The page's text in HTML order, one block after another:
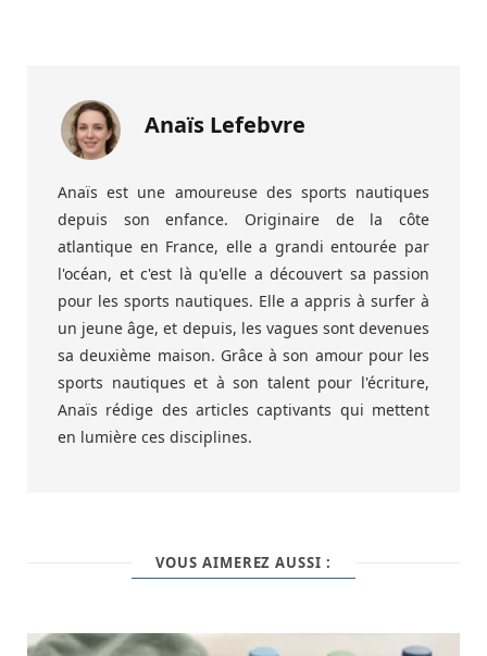
Anaïs Lefebvre
Anaïs est une amoureuse des sports nautiques
depuis son enfance. Originaire de la côte
atlantique en France, elle a grandi entourée par
l'océan, et c'est là qu'elle a découvert sa passion
pour les sports nautiques. Elle a appris à surfer à
un jeune âge, et depuis, les vagues sont devenues
sa deuxième maison. Grâce à son amour pour les
sports nautiques et à son talent pour l'écriture,
Anaïs rédige des articles captivants qui mettent
en lumière ces disciplines.
VOUS AIMEREZ AUSSI :